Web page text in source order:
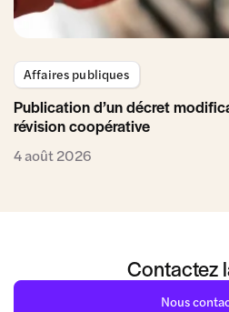
Affaires publiques
Publication d’un décret
révision coopérative
4 août 2026
Contactez
Nous